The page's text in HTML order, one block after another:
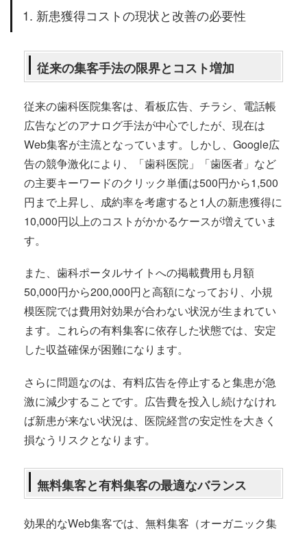
1. 新患獲得コストの現状と改善の必要性
従来の集客手法の限界とコスト増加
従来の歯科医院集客は、看板広告、チラシ、電話帳
広告などのアナログ手法が中心でしたが、現在は
Web集客が主流となっています。しかし、Google広
告の競争激化により、「歯科医院」「歯医者」など
の主要キーワードのクリック単価は500円から1,500
円まで上昇し、成約率を考慮すると1人の新患獲得に
10,000円以上のコストがかかるケースが増えていま
す。
また、歯科ポータルサイトへの掲載費用も月額
50,000円から200,000円と高額になっており、小規
模医院では費用対効果が合わない状況が生まれてい
ます。これらの有料集客に依存した状態では、安定
した収益確保が困難になります。
さらに問題なのは、有料広告を停止すると集患が急
激に減少することです。広告費を投入し続けなけれ
ば新患が来ない状況は、医院経営の安定性を大きく
損なうリスクとなります。
無料集客と有料集客の最適なバランス
効果的なWeb集客では、無料集客（オーガニック集